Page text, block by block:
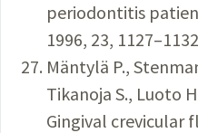
periodontitis
1996, 23,
Mäntylä P.,
Tikanoja S., Luoto
Gingival crevicular